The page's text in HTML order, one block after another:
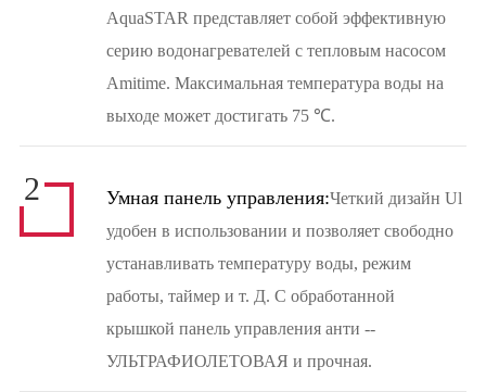
AquaSTAR представляет собой эффективную
серию водонагревателей с тепловым насосом
Amitime. Максимальная температура воды на
выходе может достигать 75 ℃.
2 Умная панель управления:Четкий дизайн Ul
удобен в использовании и позволяет свободно
устанавливать температуру воды, режим
работы, таймер и т. Д. С обработанной
крышкой панель управления анти --
УЛЬТРАФИОЛЕТОВАЯ и прочная.